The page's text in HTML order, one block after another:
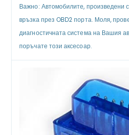
Важно: Автомобилите, произведени
връзка през OBD2 порта. Моля,
диагностичната система на Вашия
поръчате този аксесоар.